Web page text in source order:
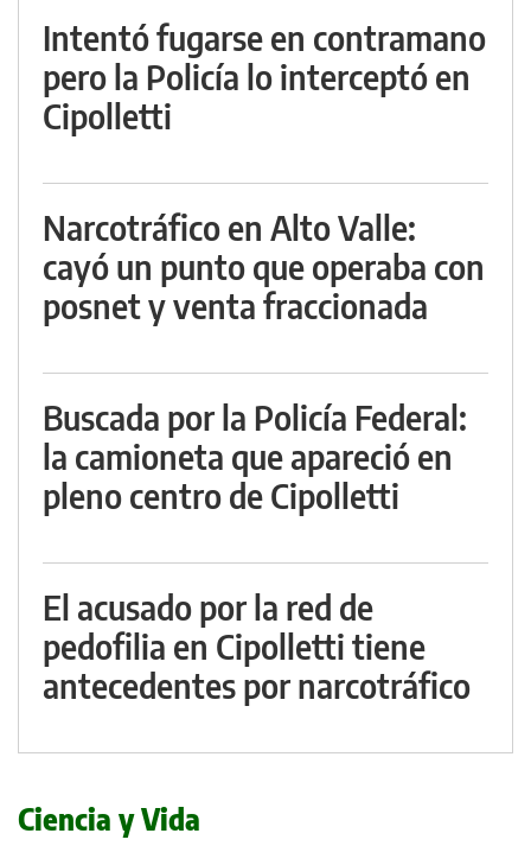
Intentó fugarse en contramano
pero la Policía lo interceptó en
Cipolletti
Narcotráfico en Alto Valle:
cayó un punto que operaba con
posnet y venta fraccionada
Buscada por la Policía Federal:
la camioneta que apareció en
pleno centro de Cipolletti
El acusado por la red de
pedofilia en Cipolletti tiene
antecedentes por narcotráfico
Ciencia y Vida